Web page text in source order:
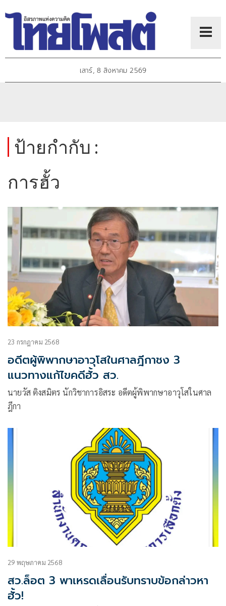
เสาร์, 8 สิงหาคม 2569
ป้ายกำกับ :
การฮั้ว
23 กรกฎาคม 2568
อดีตผู้พิพากษาอาวุโสในศาลฎีกาชง 3
แนวทางแก้ไขคดีฮั้ว สว.
นายวัส ติงสมิตร นักวิชาการอิสระ อดีตผู้พิพากษาอาวุโสในศาล
ฎีกา
29 พฤษภาคม 2568
สว.ล็อต 3 พาเหรดเลื่อนรับทราบข้อกล่าวหา
ฮั้ว!